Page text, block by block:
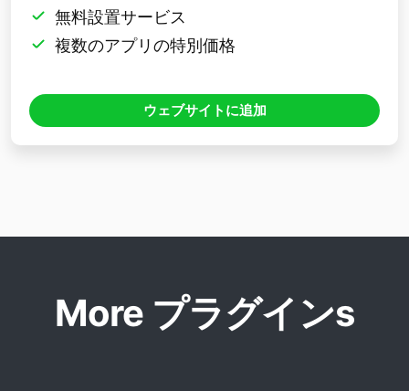
無料設置サービス
複数のアプリの特別価格
ウェブサイトに追加
More プラグインs